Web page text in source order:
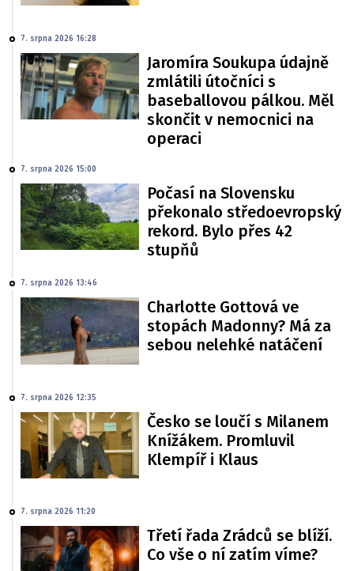
7. srpna 2026 16:28
Jaromíra Soukupa údajně
zmlátili útočníci s
baseballovou pálkou. Měl
skončit v nemocnici na
operaci
7. srpna 2026 15:00
Počasí na Slovensku
překonalo středoevropský
rekord. Bylo přes 42
stupňů
7. srpna 2026 13:46
Charlotte Gottová ve
stopách Madonny? Má za
sebou nelehké natáčení
7. srpna 2026 12:35
Česko se loučí s Milanem
Knížákem. Promluvil
Klempíř i Klaus
7. srpna 2026 11:20
Třetí řada Zrádců se blíží.
Co vše o ní zatím víme?